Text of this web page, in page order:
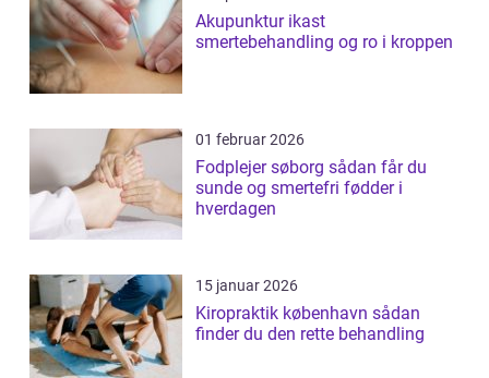
Akupunktur ikast
smertebehandling og ro i kroppen
01 februar 2026
Fodplejer søborg sådan får du
sunde og smertefri fødder i
hverdagen
15 januar 2026
Kiropraktik københavn sådan
finder du den rette behandling